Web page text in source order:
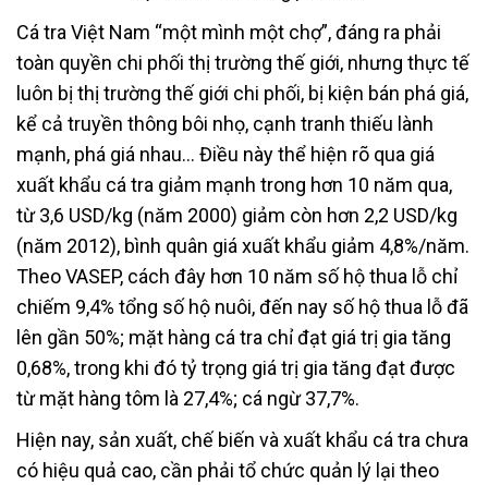
Cá tra Việt Nam “một mình một chợ”, đáng ra phải
toàn quyền chi phối thị trường thế giới, nhưng thực tế
luôn bị thị trường thế giới chi phối, bị kiện bán phá giá,
kể cả truyền thông bôi nhọ, cạnh tranh thiếu lành
mạnh, phá giá nhau… Điều này thể hiện rõ qua giá
xuất khẩu cá tra giảm mạnh trong hơn 10 năm qua,
từ 3,6 USD/kg (năm 2000) giảm còn hơn 2,2 USD/kg
(năm 2012), bình quân giá xuất khẩu giảm 4,8%/năm.
Theo VASEP, cách đây hơn 10 năm số hộ thua lỗ chỉ
chiếm 9,4% tổng số hộ nuôi, đến nay số hộ thua lỗ đã
lên gần 50%; mặt hàng cá tra chỉ đạt giá trị gia tăng
0,68%, trong khi đó tỷ trọng giá trị gia tăng đạt được
từ mặt hàng tôm là 27,4%; cá ngừ 37,7%.
Hiện nay, sản xuất, chế biến và xuất khẩu cá tra chưa
có hiệu quả cao, cần phải tổ chức quản lý lại theo